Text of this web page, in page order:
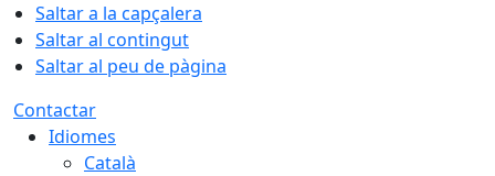
Saltar a la capçalera
Saltar al contingut
Saltar al peu de pàgina
Contactar
Idiomes
Català